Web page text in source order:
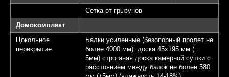
Сетка от грызунов
Домокомплект
Цокольное
перекрытие
Балки усиленные (безопорный пролет не
более 4000 мм): доска 45х195 мм (±
5мм) строганая доска камерной сушки с
расстоянием между балок не более 580